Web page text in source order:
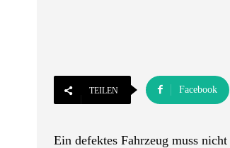
TEILEN Facebook
Ein defektes Fahrzeug muss